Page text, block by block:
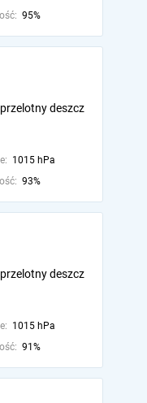
95%
deszcz
1015 hPa
93%
deszcz
1015 hPa
91%